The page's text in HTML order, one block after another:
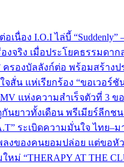
เนื่อง I.O.I ไล่บี้ “Suddenly”
งจริง เมื่อประโยคธรรมดา
ครองบัลลังก์ต่อ พร้อมสร้าง
สั่น แห่เรียกร้อง “ขอเวอร์ชั
แห่งความสำเร็จตัวที่ 3 ข
นยาวทั้งเดือน พรีเมียร์ลีกช
ระเบิดความมั่นใจ ไทย–
พลงของคนยอมปล่อย แต่ขอ
ม่ “THERAPY AT THE